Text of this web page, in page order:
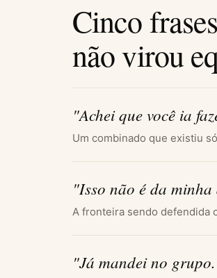
Cinco
não virou
"Achei que você ia
Um combinado que existiu
"Isso não é da
A fronteira sendo defendida
"Já mandei no